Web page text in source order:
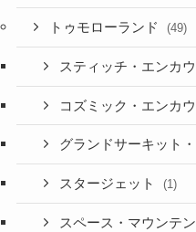
トゥモローランド (49)
スティッチ・エンカ
コズミック・エンカ
グランドサーキット
スタージェット (1)
スペース・マウンテン